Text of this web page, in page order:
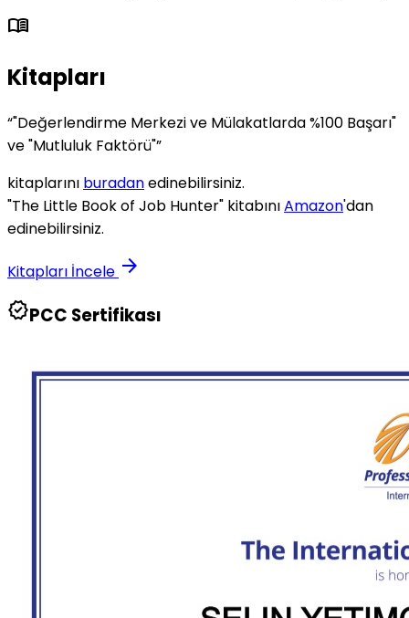
menu_book
Kitapları
“"Değerlendirme Merkezi ve Mülakatlarda %100 Başarı"
ve "Mutluluk Faktörü"”
kitaplarını buradanedinebilirsiniz.
"The Little Book of Job Hunter" kitabınıAmazon'dan
edinebilirsiniz.
Kitapları İncele arrow_forward
verifiedPCC Sertifikası